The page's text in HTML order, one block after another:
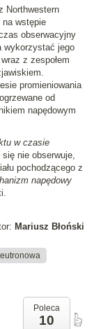
Northwestern
na wstępie
obserwacyjny
wykorzystać jego
z zespołem
promieniowania
od
napędowym
w czasie
nie obserwuje,
pochodzącego z
napędowy
Mariusz Błoński
Poleca
10